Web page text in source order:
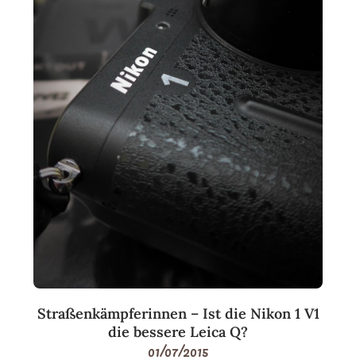
Straßenkämpferinnen – Ist die Nikon 1 V1
die bessere Leica Q?
01/07/2015